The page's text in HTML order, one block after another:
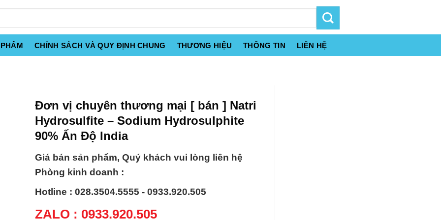
CHÍNH SÁCH VÀ QUY ĐỊNH CHUNG THƯƠNG HIỆU THÔNG TIN LIÊN HỆ
Đơn vị chuyên thương mại [ bán ] Natri
Hydrosulfite – Sodium Hydrosulphite
90% Ấn Độ India
Giá bán sản phẩm, Quý khách vui lòng liên hệ
Phòng kinh doanh :
Hotline : 028.3504.5555 - 0933.920.505
ZALO : 0933.920.505